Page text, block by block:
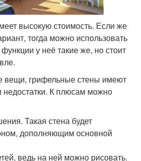
высокую стоимость. Если же
тогда можно использовать
у неё такие же, но стоит
вещи, грифельные стены имеют
К плюсам можно
Такая стена будет
дополняющим основной
ведь на ней можно рисовать.